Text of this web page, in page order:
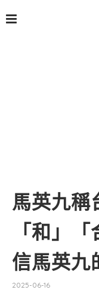
馬英九稱
「和」
信馬英九
2025-06-16